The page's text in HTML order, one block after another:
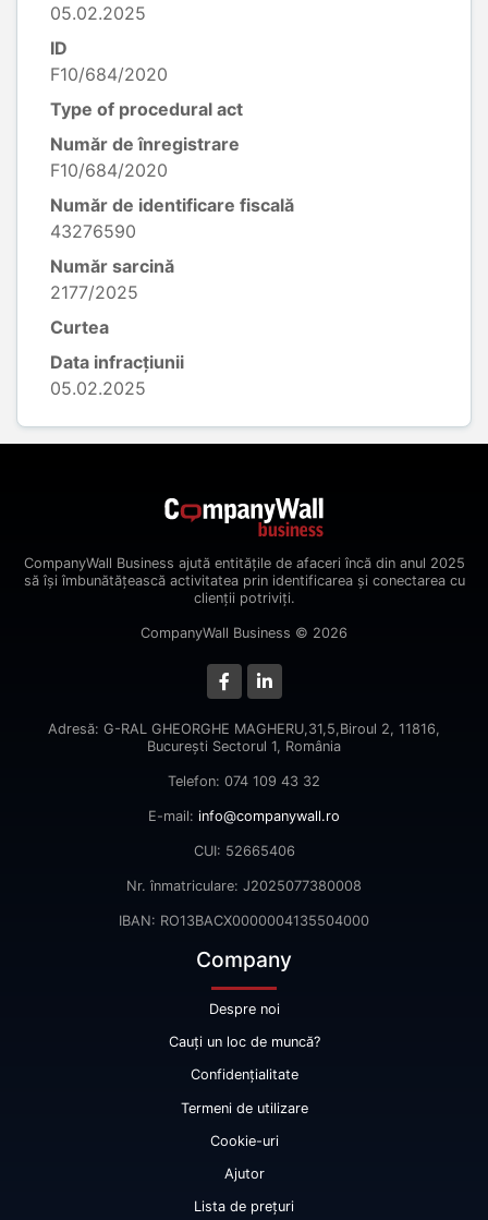
05.02.2025
ID
F10/684/2020
Type of procedural act
Număr de înregistrare
F10/684/2020
Număr de identificare fiscală
43276590
Număr sarcină
2177/2025
Curtea
Data infracțiunii
05.02.2025
CompanyWall Business ajută entitățile de afaceri încă din anul 2025
să își îmbunătățească activitatea prin identificarea și conectarea cu
clienții potriviți.
CompanyWall Business © 2026
Adresă: G-RAL GHEORGHE MAGHERU,31,5,Biroul 2, 11816,
Bucureşti Sectorul 1, România
Telefon: 074 109 43 32
E-mail: info@companywall.ro
CUI: 52665406
Nr. înmatriculare: J2025077380008
IBAN: RO13BACX0000004135504000
Company
Despre noi
Cauți un loc de muncă?
Confidențialitate
Termeni de utilizare
Cookie-uri
Ajutor
Lista de prețuri